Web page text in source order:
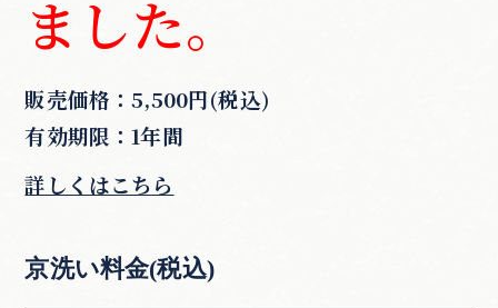
ました。
販売価格：5,500円(税込)
有効期限：1年間
詳しくはこちら
京洗い料金(税込)